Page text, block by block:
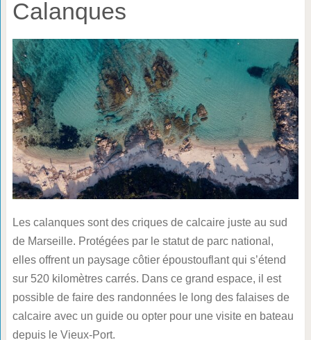
Calanques
Les calanques sont des criques de calcaire juste au sud
de Marseille. Protégées par le statut de parc national,
elles offrent un paysage côtier époustouflant qui s’étend
sur 520 kilomètres carrés. Dans ce grand espace, il est
possible de faire des randonnées le long des falaises de
calcaire avec un guide ou opter pour une visite en bateau
depuis le Vieux-Port.